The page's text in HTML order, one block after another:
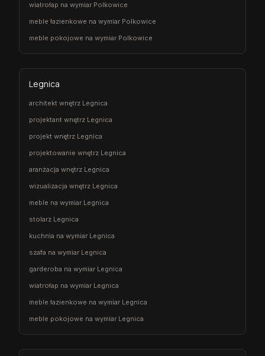
wiatrołap na wymiar Polkowice
meble łazienkowe na wymiar Polkowice
meble pokojowe na wymiar Polkowice
Legnica
architekt wnętrz Legnica
projektant wnętrz Legnica
projekt wnętrz Legnica
projektowanie wnętrz Legnica
aranżacja wnętrz Legnica
wizualizacja wnętrz Legnica
meble na wymiar Legnica
stolarz Legnica
kuchnia na wymiar Legnica
szafa na wymiar Legnica
garderoba na wymiar Legnica
wiatrołap na wymiar Legnica
meble łazienkowe na wymiar Legnica
meble pokojowe na wymiar Legnica